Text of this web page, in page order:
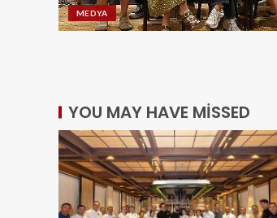
MEDYA
YOU MAY HAVE MISSED